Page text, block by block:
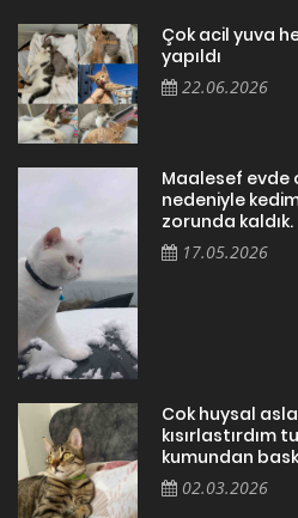
Çok acil yuva
yapıldı
22.06.2026
Maalesef evde
nedeniyle
zorunda kaldık.
17.05.2026
Cok huysal
kısırlastırdım
kumundan
02.03.2026